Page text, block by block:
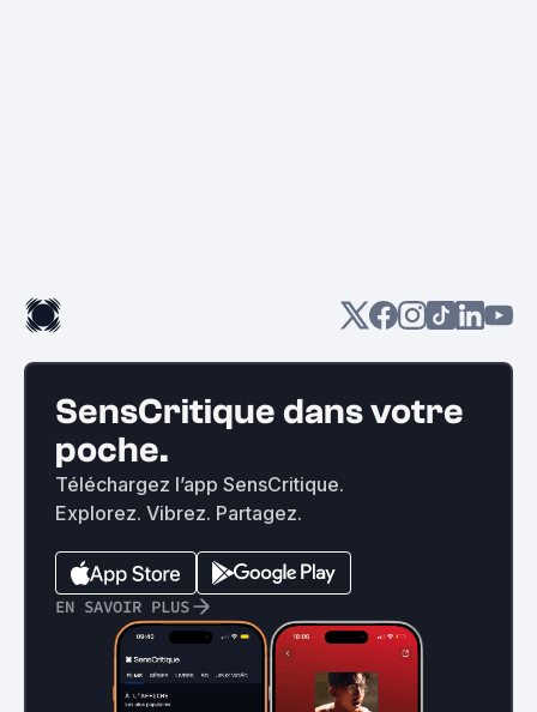
SensCritique dans votre
poche.
Téléchargez l’app SensCritique.
Explorez. Vibrez. Partagez.
EN SAVOIR PLUS